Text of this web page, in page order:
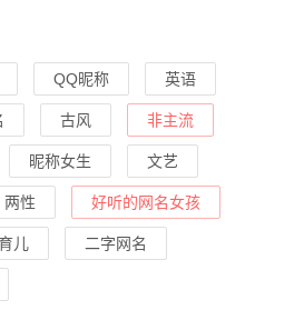
QQ昵称 英语
古风 非主流
昵称女生 文艺
两性 好听的网名女孩
育儿 二字网名